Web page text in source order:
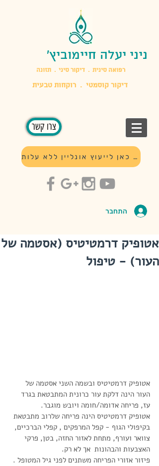
ניני יעלה חיימוביץ'
​רפואה סינית . דיקור סיני . תזונה
צרו קשר
לחץ כאן לייעוץ אונליין ללא עלות
התחבר
אטופיק דרמטיטיס (אסטמה של
העור) - טיפול
אטופיק דרמטיטיס ובשמה השני אסטמה של
העור הינה דלקת עור כרונית המתבטאת בגרד
עז, פריחה אדומה/חומה ויובש מוגבר.
אטופיק דרמטיטיס הינה פריחה שלרוב מתבטאת
בקיפולי הגוף - קפל המרפקים , קפלי הברכיים,
צוואר ועורף, מתחת לאזור החזה, בטן, פרקי
האצבעות והבהונות  אך לא רק.
פיזור אזורי הפריחה משתנים לפני גיל המטופל .